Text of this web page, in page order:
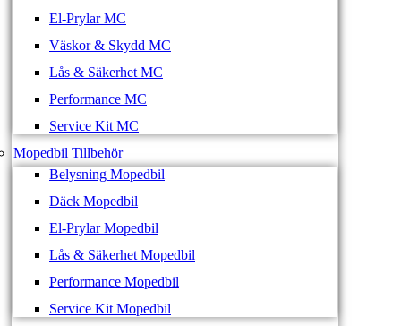
El-Prylar MC
Väskor & Skydd MC
Lås & Säkerhet MC
Performance MC
Service Kit MC
Mopedbil Tillbehör
Belysning Mopedbil
Däck Mopedbil
El-Prylar Mopedbil
Lås & Säkerhet Mopedbil
Performance Mopedbil
Service Kit Mopedbil